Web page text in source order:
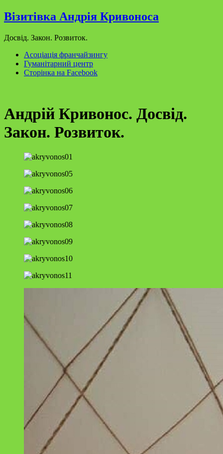
Візитівка Андрія Кривоноса
Досвід. Закон. Розвиток.
Асоціація франчайзингу
Гуманітарний центр
Сторінка на Facebook
Андрій Кривонос. Досвід.
Закон. Розвиток.